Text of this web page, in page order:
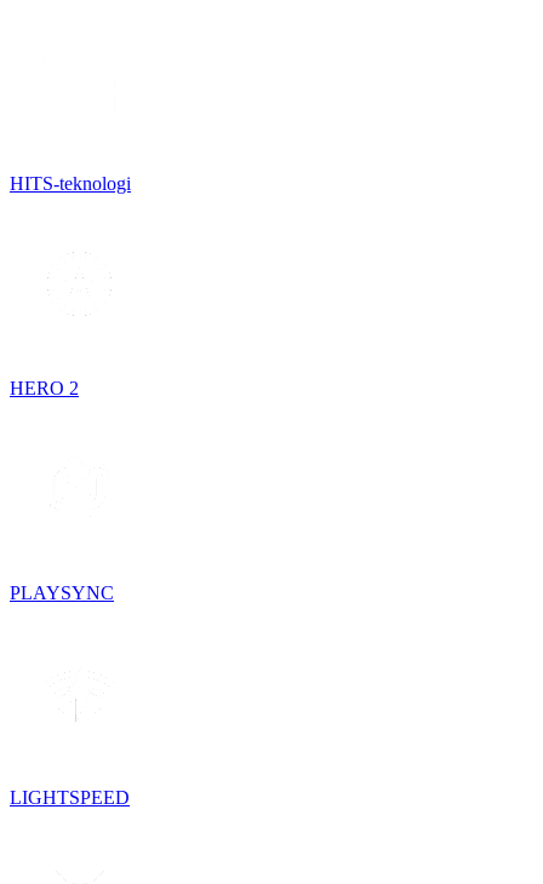
HITS-teknologi
HERO 2
PLAYSYNC
LIGHTSPEED